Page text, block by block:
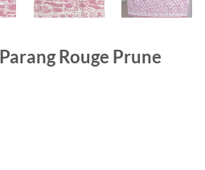
Rouge Prune